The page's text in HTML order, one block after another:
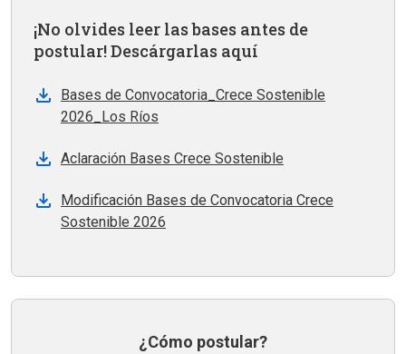
¡No olvides leer las bases antes de
postular! Descárgarlas aquí
Bases de Convocatoria_Crece Sostenible
2026_Los Ríos
Aclaración Bases Crece Sostenible
Modificación Bases de Convocatoria Crece
Sostenible 2026
¿Cómo postular?